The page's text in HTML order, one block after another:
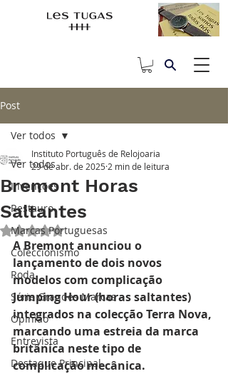
Post
Ver todos
Invenções
Restauro
Marcas Portuguesas
Coleccionismo
Roda
Série Grandes Marcas
Opinião
Entrevista
Destaque Principal
Ver todos
Bremont Horas
Saltantes
Instituto Português de Relojoaria
29 de abr. de 2025 2 min de leitura
Avaliado com NaN de 5 estrelas.
A Bremont anunciou o
lançamento de dois novos
modelos com complicação
Jumping Hour (horas saltantes)
integrados na colecção Terra Nova,
marcando uma estreia da marca
britânica neste tipo de
complicação mecânica.